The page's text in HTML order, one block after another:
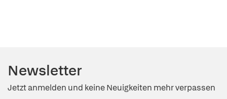
Newsletter
Jetzt anmelden und keine Neuigkeiten mehr verpassen